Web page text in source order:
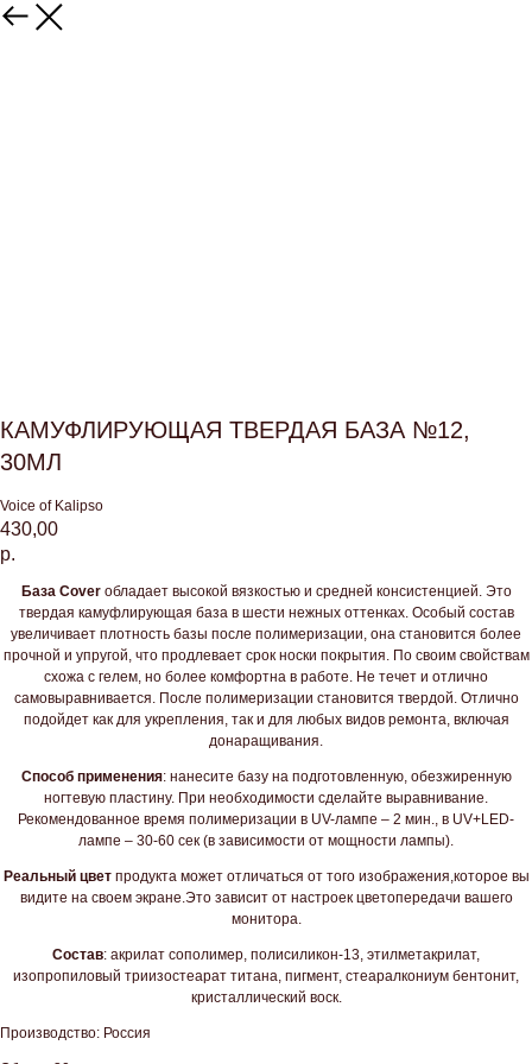
КАМУФЛИРУЮЩАЯ ТВЕРДАЯ БАЗА №12,
30МЛ
Voice of Kalipso
430,00
р.
База Coverобладает высокой вязкостью и средней консистенцией. Это
твердая камуфлирующая база в шести нежных оттенках. Особый состав
увеличивает плотность базы после полимеризации, она становится более
прочной и упругой, что продлевает срок носки покрытия. По своим свойствам
схожа с гелем, но более комфортна в работе. Не течет и отлично
самовыравнивается. После полимеризации становится твердой. Отлично
подойдет как для укрепления, так и для любых видов ремонта, включая
донаращивания.
Способ применения: нанесите базу на подготовленную, обезжиренную
ногтевую пластину. При необходимости сделайте выравнивание.
Рекомендованное время полимеризации в UV-лампе – 2 мин., в UV+LED-
лампе – 30-60 сек (в зависимости от мощности лампы).
Реальный цветпродукта может отличаться от того изображения,которое вы
видите на своем экране.Это зависит от настроек цветопередачи вашего
монитора.
Состав: акрилат сополимер, полисиликон-13, этилметакрилат,
изопропиловый триизостеарат титана, пигмент, стеаралкониум бентонит,
кристаллический воск.
Производство: Россия